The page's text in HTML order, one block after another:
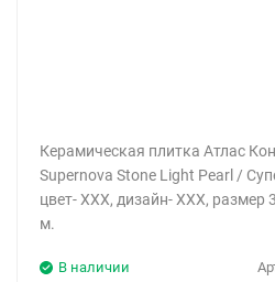
Керамическая плитка Атлас
Supernova Stone Light Pearl /
цвет- ХХХ, дизайн- ХХХ, размер
м.
В наличии